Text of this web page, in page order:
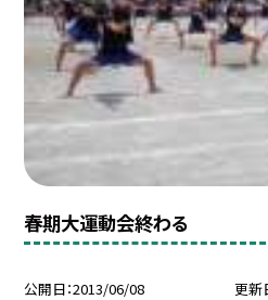
春期大運動会終わる
公開日 2013/06/08 更新